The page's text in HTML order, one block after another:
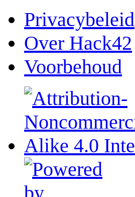
Privacybeleid
Over Hack42
Voorbehoud